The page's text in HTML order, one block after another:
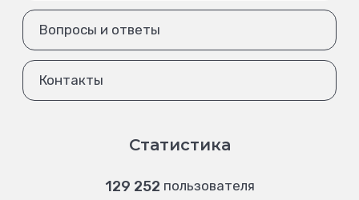
Вопросы и ответы
Контакты
Статистика
129 252 пользователя